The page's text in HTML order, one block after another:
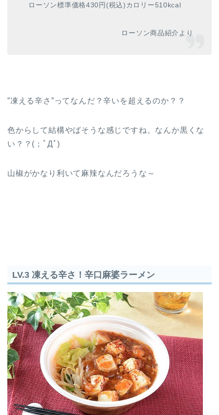
ローソン標準価格430円(税込)カロリー510kcal
ローソン商品紹介より
”凍える辛さ”ってなんだ？辛いを超えるのか？？
色からして結構やばそうな感じですね。なんか黒くな
い？？(；ﾟДﾟ)
山椒がかなり利いて麻辣なんだろうな～
LV.3 凍える辛さ！辛口麻婆ラーメン